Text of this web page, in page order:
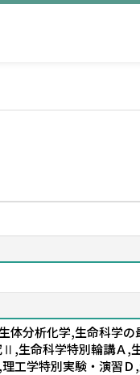
体分析化学,生命科学
命科学特別輪講Ａ,
工学特別実験・演習